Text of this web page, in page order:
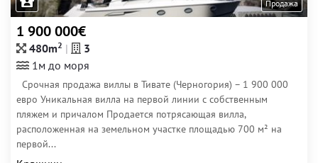
Продажа
1 900 000€
480m2
3
1м до моря
Срочная продажа виллы в Тивате (Черногория) – 1 900 000
евро Уникальная вилла на первой линии с собственным
пляжем и причалом Продается потрясающая вилла,
расположенная на земельном участке площадью 700 м² на
первой...